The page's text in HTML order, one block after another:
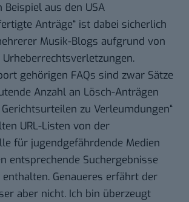
Beispiel aus den USA
Anträge“ ist dabei sicherlich
Musik-Blogs aufgrund von
gehörigen FAQs sind zwar Sätze
Anzahl an Lösch-Anträgen
zu Verleumdungen“
URL-Listen von der
für jugendgefährdende Medien
entsprechende Suchergebnisse
enthalten. Genaueres erfährt der
aber nicht. Ich bin überzeugt